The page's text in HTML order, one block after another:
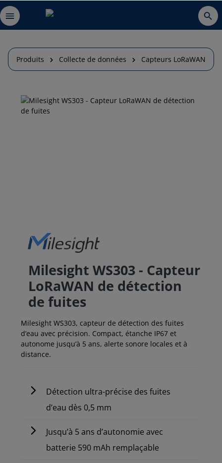
Produits Collecte de données Capteurs LoRaWAN
Milesight WS303 - Capteur
LoRaWAN de détection
de fuites
Milesight WS303, capteur de détection des fuites
d’eau avec précision. Compact, étanche IP67 et
autonome jusqu’à 5 ans, alerte sonore locales et à
distance.
Détection ultra-précise des fuites
d’eau dès 0,5 mm
Jusqu’à 5 ans d’autonomie avec
batterie 590 mAh remplaçable